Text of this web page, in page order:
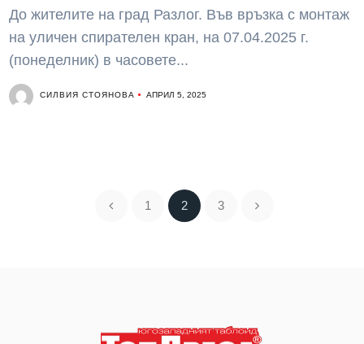
До жителите на град Разлог. Във връзка с монтаж
на уличен спирателен кран, на 07.04.2025 г.
(понеделник) в часовете...
СИЛВИЯ СТОЯНОВА АПРИЛ 5, 2025
1 2 3